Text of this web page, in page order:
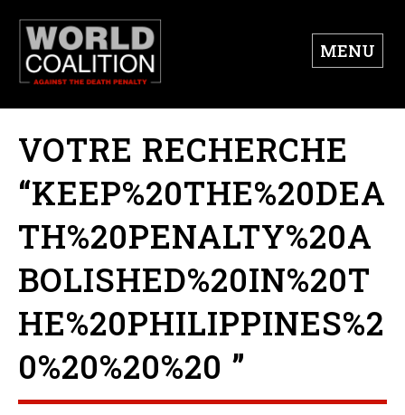
MENU
VOTRE RECHERCHE
“KEEP%20THE%20DEA
TH%20PENALTY%20A
BOLISHED%20IN%20T
HE%20PHILIPPINES%2
0%20%20%20 ”